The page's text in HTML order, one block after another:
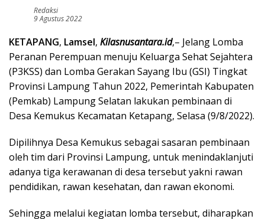
Redaksi
9 Agustus 2022
KETAPANG, Lamsel, Kilasnusantara.id,– Jelang Lomba
Peranan Perempuan menuju Keluarga Sehat Sejahtera
(P3KSS) dan Lomba Gerakan Sayang Ibu (GSI) Tingkat
Provinsi Lampung Tahun 2022, Pemerintah Kabupaten
(Pemkab) Lampung Selatan lakukan pembinaan di
Desa Kemukus Kecamatan Ketapang, Selasa (9/8/2022).
Dipilihnya Desa Kemukus sebagai sasaran pembinaan
oleh tim dari Provinsi Lampung, untuk menindaklanjuti
adanya tiga kerawanan di desa tersebut yakni rawan
pendidikan, rawan kesehatan, dan rawan ekonomi.
Sehingga melalui kegiatan lomba tersebut, diharapkan